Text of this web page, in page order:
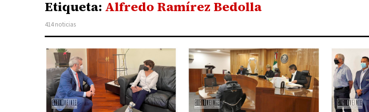
Etiqueta: Alfredo Ramírez Bedolla
414 noticias